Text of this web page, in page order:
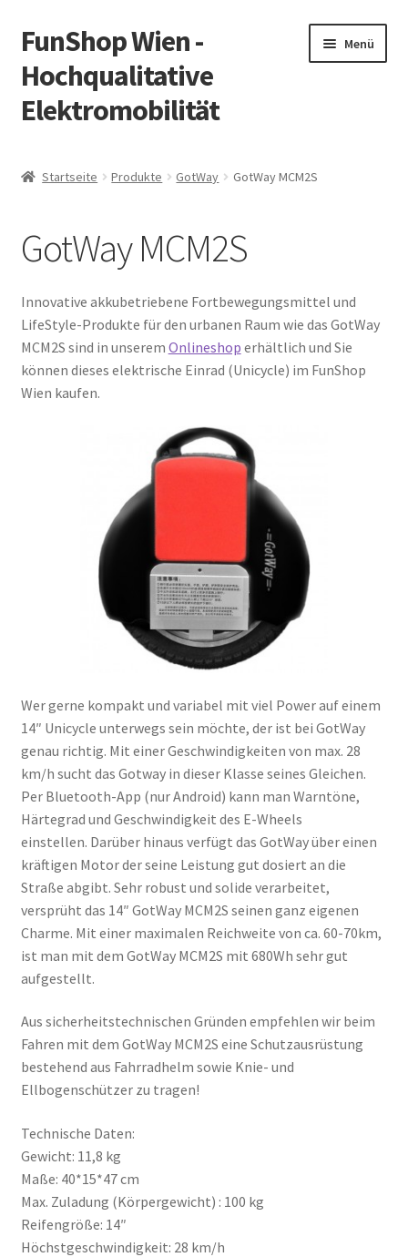
Zur
Navigation
springen
Zum
Inhalt
springen
FunShop Wien -
Hochqualitative
Elektromobilität
Menü
Vorsicht Internetbetrug
Über FunShop
Impressum
Zum Onlineshop in der Web Version
Startseite Produkte GotWay GotWay MCM2S
GotWay MCM2S
Innovative akkubetriebene Fortbewegungsmittel und
LifeStyle-Produkte für den urbanen Raum wie das GotWay
MCM2S sind in unserem Onlineshop erhältlich und Sie
können dieses elektrische Einrad (Unicycle) im FunShop
Wien kaufen.
Wer gerne kompakt und variabel mit viel Power auf einem
14″ Unicycle unterwegs sein möchte, der ist bei GotWay
genau richtig. Mit einer Geschwindigkeiten von max. 28
km/h sucht das Gotway in dieser Klasse seines Gleichen.
Per Bluetooth-App (nur Android) kann man Warntöne,
Härtegrad und Geschwindigkeit des E-Wheels
einstellen. Darüber hinaus verfügt das GotWay über einen
kräftigen Motor der seine Leistung gut dosiert an die
Straße abgibt. Sehr robust und solide verarbeitet,
versprüht das 14″ GotWay MCM2S seinen ganz eigenen
Charme. Mit einer maximalen Reichweite von ca. 60-70km,
ist man mit dem GotWay MCM2S mit 680Wh sehr gut
aufgestellt.
Aus sicherheitstechnischen Gründen empfehlen wir beim
Fahren mit dem GotWay MCM2S eine Schutzausrüstung
bestehend aus Fahrradhelm sowie Knie- und
Ellbogenschützer zu tragen!
Technische Daten:
Gewicht: 11,8 kg
Maße: 40*15*47 cm
Max. Zuladung (Körpergewicht) : 100 kg
Reifengröße: 14″
Höchstgeschwindigkeit: 28 km/h